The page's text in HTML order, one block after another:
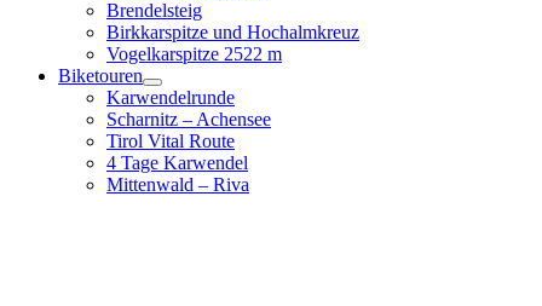
Brendelsteig
Birkkarspitze und Hochalmkreuz
Vogelkarspitze 2522 m
Biketouren
Karwendelrunde
Scharnitz – Achensee
Tirol Vital Route
4 Tage Karwendel
Mittenwald – Riva